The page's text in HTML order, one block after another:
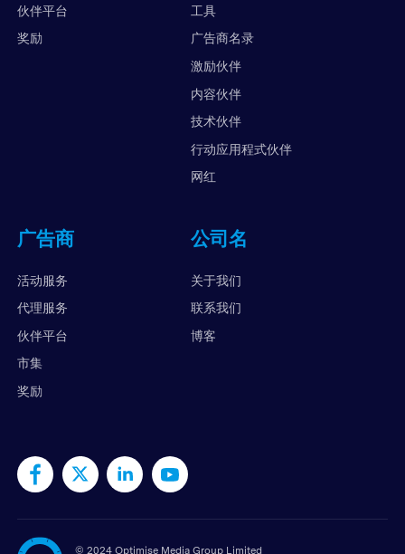
伙伴平台
奖励
工具
广告商名录
激励伙伴
内容伙伴
技术伙伴
行动应用程式伙伴
网红
广告商
活动服务
代理服务
伙伴平台
市集
奖励
公司名
关于我们
联系我们
博客
© 2024 Optimise Media Group Limited